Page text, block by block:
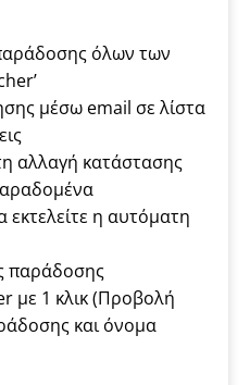
όλων των
μέσω email σε λίστα
αλλαγή κατάστασης
εκτελείτε η αυτόματη
παράδοσης
με 1 κλικ (Προβολή
και όνομα